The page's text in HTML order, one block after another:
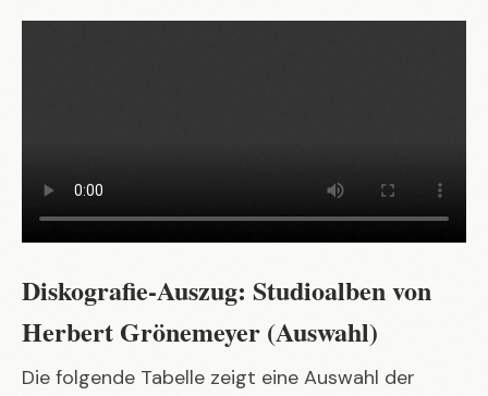
Diskografie-Auszug: Studioalben von
Herbert Grönemeyer (Auswahl)
Die folgende Tabelle zeigt eine Auswahl der